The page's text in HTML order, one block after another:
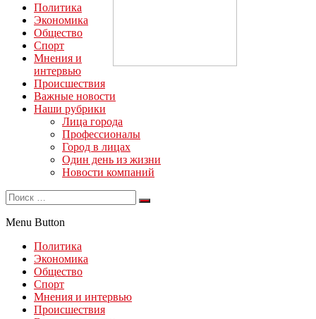
Политика
Экономика
Общество
Спорт
Мнения и
интервью
Происшествия
Важные новости
Наши рубрики
Лица города
Профессионалы
Город в лицах
Один день из жизни
Новости компаний
Menu Button
Политика
Экономика
Общество
Спорт
Мнения и интервью
Происшествия